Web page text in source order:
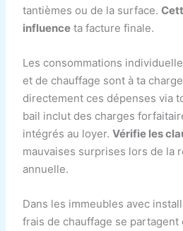
tantièmes ou de la surface.
influence ta facture finale.
Les consommations
et de chauffage sont à ta
directement ces dépenses via
bail inclut des charges
intégrés au loyer.Vérifie les
mauvaises surprises lors de la
annuelle.
Dans les immeubles avec
frais de chauffage se